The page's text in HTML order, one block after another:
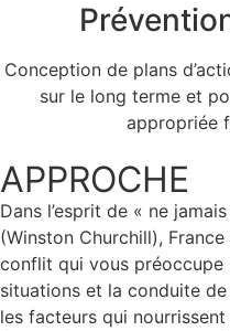
Conception de plans
sur le long terme et
appropriée
APPROCHE
Dans l’esprit de « ne
(Winston Churchill),
conflit qui vous préoccupe
situations et la conduite
les facteurs qui